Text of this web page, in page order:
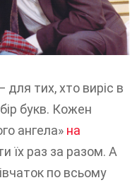
тих, хто виріс в
букв. Кожен
ангела» на
їх раз за разом. А
по всьому